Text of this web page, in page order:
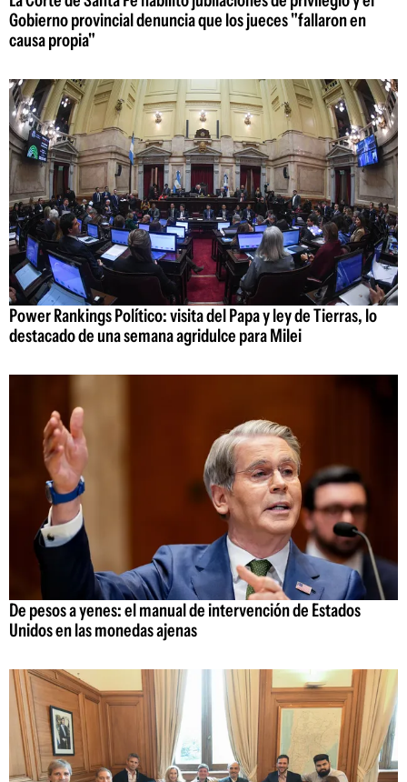
Gobierno provincial denuncia que los jueces "fallaron en
causa propia"
Power Rankings Político: visita del Papa y ley de Tierras, lo
destacado de una semana agridulce para Milei
De pesos a yenes: el manual de intervención de Estados
Unidos en las monedas ajenas